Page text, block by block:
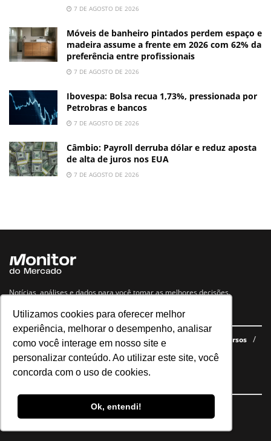
Utilizamos cookies para oferecer melhor
experiência, melhorar o desempenho, analisar
como você interage em nosso site e
personalizar conteúdo. Ao utilizar este site, você
concorda com o uso de cookies.
Ok, entendi!
7 DE AGOSTO DE 2026
Móveis de banheiro pintados perdem espaço e
madeira assume a frente em 2026 com 62% da
preferência entre profissionais
7 DE AGOSTO DE 2026
Ibovespa: Bolsa recua 1,73%, pressionada por
Petrobras e bancos
7 DE AGOSTO DE 2026
Câmbio: Payroll derruba dólar e reduz aposta
de alta de juros nos EUA
7 DE AGOSTO DE 2026
Notícias, análises e dados para você tomar as melhores decisões.
Navegue no site
Últimas notícias Quem somos E-books gratuitos
Cursos
Política de privacidade